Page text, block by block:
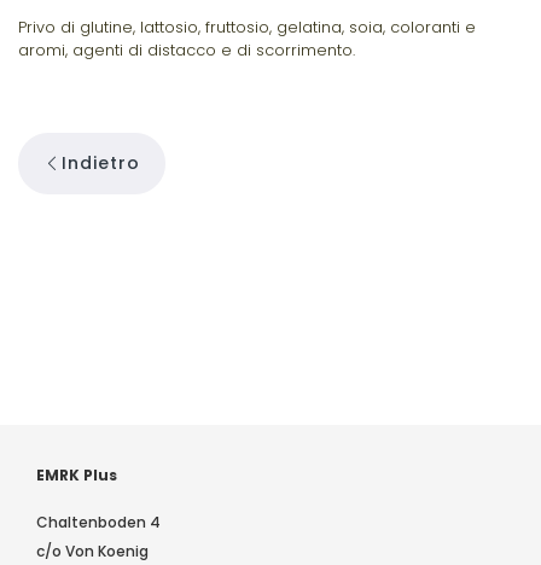
Privo di glutine, lattosio, fruttosio, gelatina, soia, coloranti e
aromi, agenti di distacco e di scorrimento.
Indietro
EMRK Plus
Chaltenboden 4
c/o Von Koenig